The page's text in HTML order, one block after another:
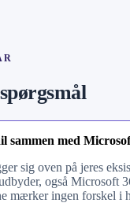
sammen med
sig oven på jeres
også Microsoft
mærker ingen forskel i